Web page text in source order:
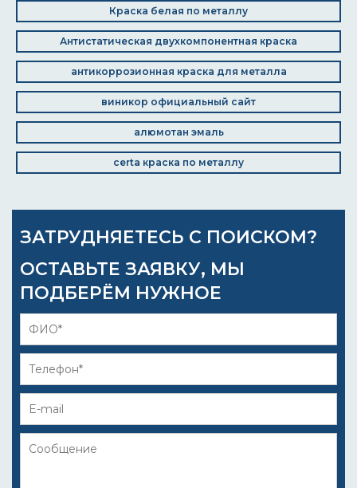
Краска белая по металлу
Антистатическая двухкомпонентная краска
антикоррозионная краска для металла
виникор официальный сайт
алюмотан эмаль
certa краска по металлу
ЗАТРУДНЯЕТЕСЬ С ПОИСКОМ?
ОСТАВЬТЕ ЗАЯВКУ, МЫ
ПОДБЕРЁМ НУЖНОЕ